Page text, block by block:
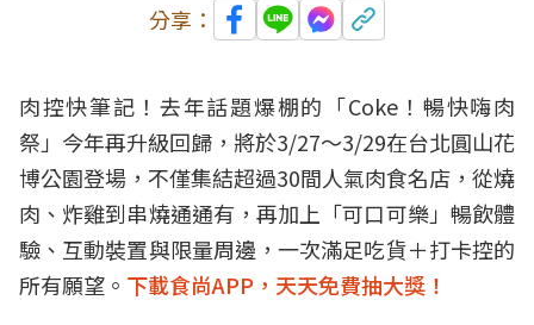
分享：
肉控快筆記！去年話題爆棚的「Coke！暢快嗨肉
祭」今年再升級回歸，將於3/27～3/29在台北圓山花
博公園登場，不僅集結超過30間人氣肉食名店，從燒
肉、炸雞到串燒通通有，再加上「可口可樂」暢飲體
驗、互動裝置與限量周邊，一次滿足吃貨＋打卡控的
所有願望。 下載食尚APP，天天免費抽大獎！